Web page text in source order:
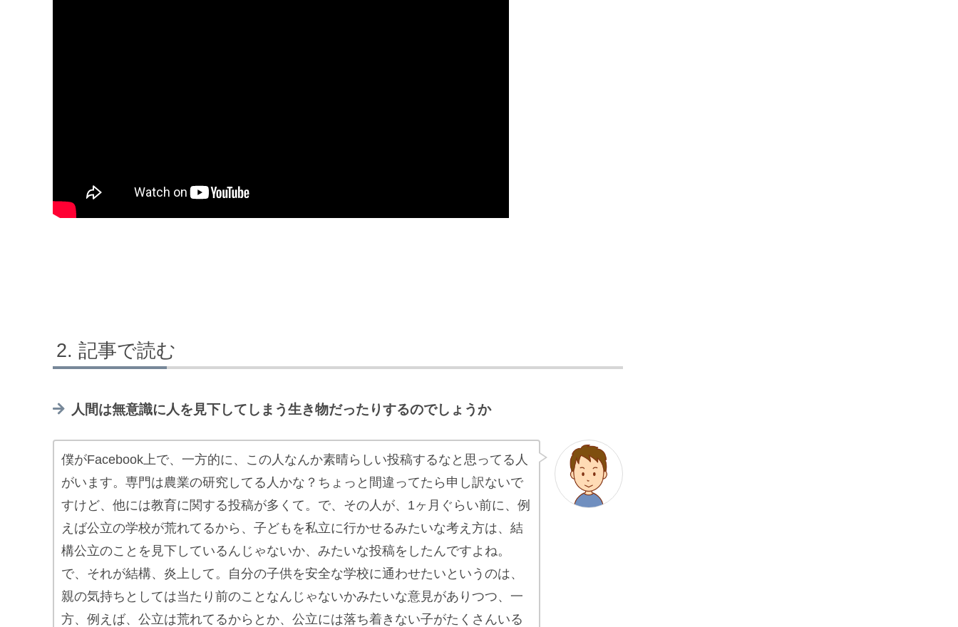
記事で読む
人間は無意識に人を見下してしまう生き物だったりするのでしょうか
僕がFacebook上で、一方的に、この人なんか素晴らしい投稿するなと思ってる人
がいます。専門は農業の研究してる人かな？ちょっと間違ってたら申し訳ないで
すけど、他には教育に関する投稿が多くて。で、その人が、1ヶ月ぐらい前に、例
えば公立の学校が荒れてるから、子どもを私立に行かせるみたいな考え方は、結
構公立のことを見下しているんじゃないか、みたいな投稿をしたんですよね。
で、それが結構、炎上して。自分の子供を安全な学校に通わせたいというのは、
親の気持ちとしては当たり前のことなんじゃないかみたいな意見がありつつ、一
方、例えば、公立は荒れてるからとか、公立には落ち着きない子がたくさんいる